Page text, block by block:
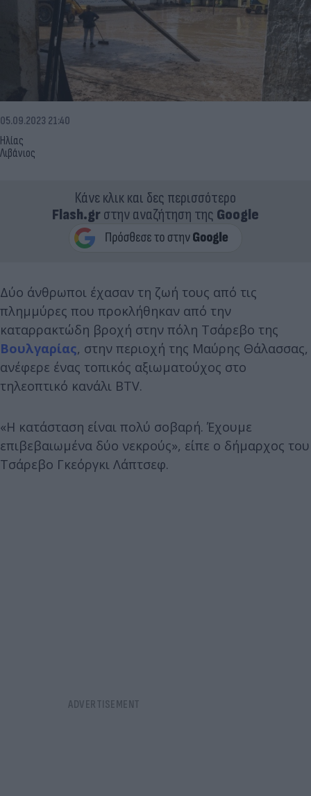
Ηλίας
Λιβάνιος
05.09.2023 21:40
Κάνε κλικ και δες περισσότερο
Flash.grστην αναζήτηση της Google
Δύο άνθρωποι έχασαν τη ζωή τους από τις
πλημμύρες που προκλήθηκαν από την
καταρρακτώδη βροχή στην πόλη Τσάρεβο της
Βουλγαρίας, στην περιοχή της Μαύρης Θάλασσας,
ανέφερε ένας τοπικός αξιωματούχος στο
τηλεοπτικό κανάλι BTV.
«Η κατάσταση είναι πολύ σοβαρή. Έχουμε
επιβεβαιωμένα δύο νεκρούς», είπε ο δήμαρχος του
Τσάρεβο Γκεόργκι Λάπτσεφ.